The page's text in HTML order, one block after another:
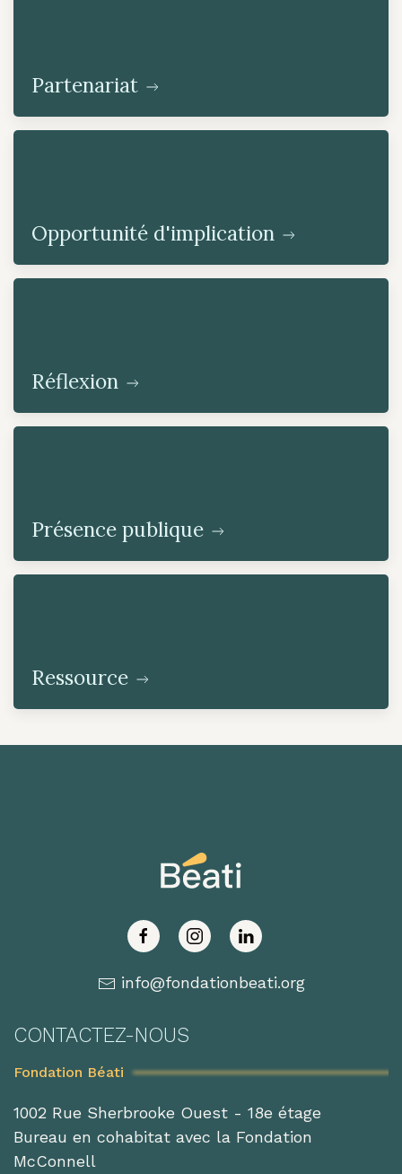
Partenariat
Opportunité d'implication
Réflexion
Présence publique
Ressource
info@fondationbeati.org
CONTACTEZ-NOUS
Fondation Béati
1002 Rue Sherbrooke Ouest - 18e étage
Bureau en cohabitat avec la Fondation
McConnell